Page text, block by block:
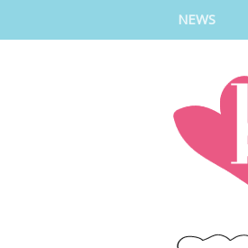
NEWS